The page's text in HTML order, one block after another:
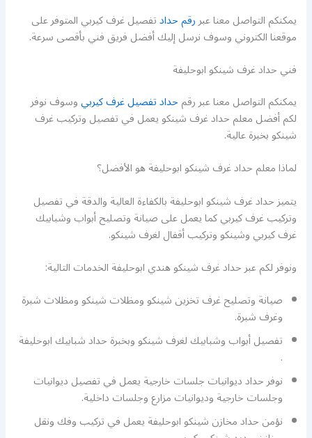
يمكنكم التواصل معنا عبررقم حدادتفصيل غرف كيربي المتوفر على
موقعنا الكتروني وسوف نرسل إليك أفضل فريق فني بأقصى سرعة.
فني حداد غرف شينكو ابوحليفة
يمكنكم التواصل معنا عبر رقمحداد تفصيل غرف كيربيوسوف نوفر
لكم أفضل معلم حداد غرف شينكو يعمل في تفصيل وتركيب غرف
شينكو بخبرة عالية.
لماذا معلم حداد غرف شينكو ابوحليفة هو الأفضل؟
يتميز حداد غرف شينكو ابوحليفة بالكفاءة العالية والدقة في تفصيل
وتركيب غرف كيربي كما يعمل على صيانة وتصليح أبواب وشبابيك
غرف كيربي وشينكو وتركيب أقفال لغرف شينكو.
ونوفر لكم عبر حداد غرف شينكو هندي ابوحليفة الخدمات التالية:
صيانة وتصليح غرف تخزين شينكو ومظلات شينكو ومظلات شبرة
وغرف شبرة.
تفصيل أبواب وشبابيك لغرف شينكو وبخبرة حداد شبابيك ابوحليفة
.
نوفر حداد ديوانيات جلسات خارجية يعمل في تفصيل ديوانيات
وجلسات خارجية وديوانيات مزارع وجلسات داخلية.
نؤمن حداد مخازن شينكو ابوحليفة يعمل في تركيب وفك ونقل